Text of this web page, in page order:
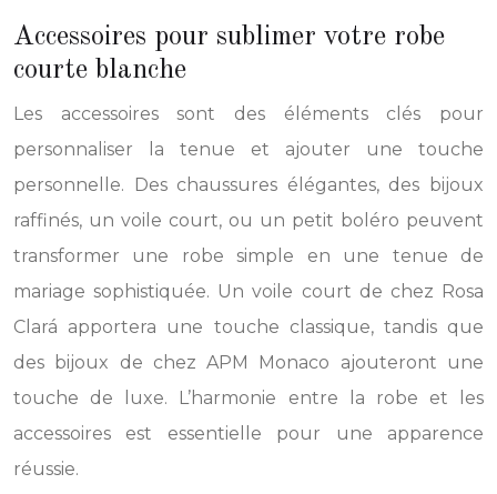
Accessoires pour sublimer votre robe
courte blanche
Les accessoires sont des éléments clés pour
personnaliser la tenue et ajouter une touche
personnelle. Des chaussures élégantes, des bijoux
raffinés, un voile court, ou un petit boléro peuvent
transformer une robe simple en une tenue de
mariage sophistiquée. Un voile court de chez Rosa
Clará apportera une touche classique, tandis que
des bijoux de chez APM Monaco ajouteront une
touche de luxe. L’harmonie entre la robe et les
accessoires est essentielle pour une apparence
réussie.